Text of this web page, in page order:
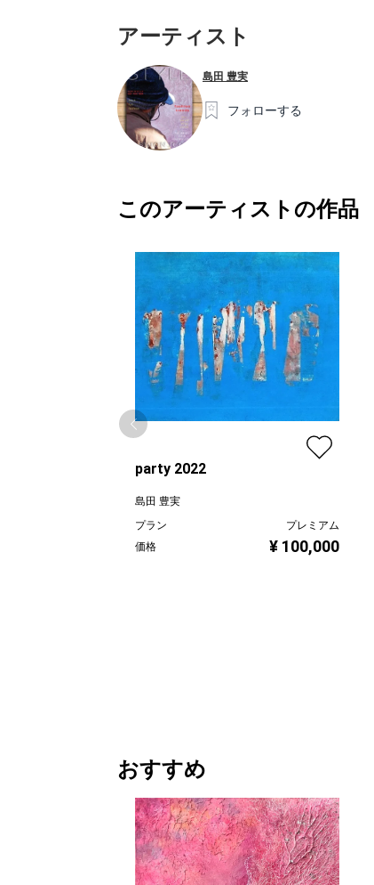
アーティスト
島田 豊実
フォローする
このアーティストの作品
party 2022
島田 豊実
プラン
プレミアム
価格
¥ 100,000
おすすめ